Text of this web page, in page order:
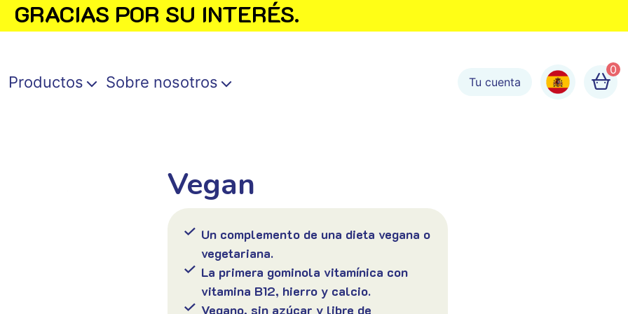
GRACIAS POR SU INTERÉS.
Productos Sobre nosotros Tu cuenta
0
Vegan
Un complemento de una dieta vegana o
vegetariana.
La primera gominola vitamínica con
vitamina B12, hierro y calcio.
Vegano, sin azúcar y libre de